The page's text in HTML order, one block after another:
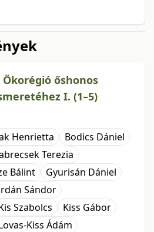
őshonos
I. (1–5)
Henrietta
Bodics Dániel
Terezia
Bálint
Gyurisán Dániel
Sándor
Szabolcs
Kiss Gábor
Kiss Ádám